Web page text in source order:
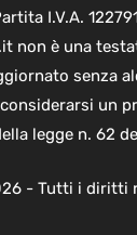
I.V.A.
non è una
senza
un
legge n. 62
- Tutti i diritti